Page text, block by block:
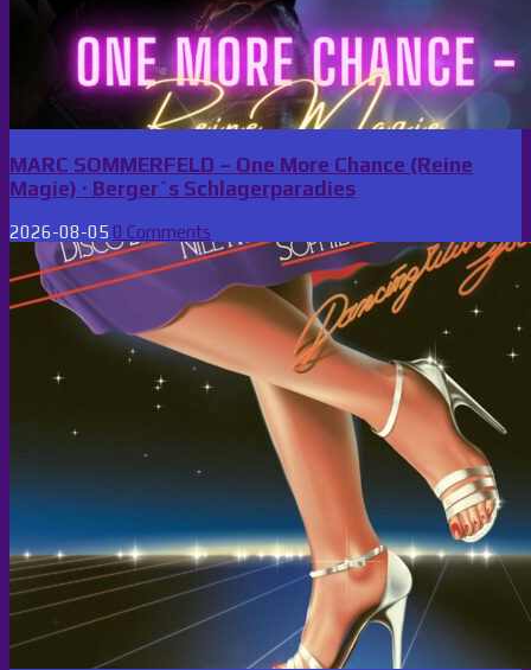
MARC SOMMERFELD – One More Chance (Reine
Magie) · Berger´s Schlagerparadies
2026-08-05 0 Comments